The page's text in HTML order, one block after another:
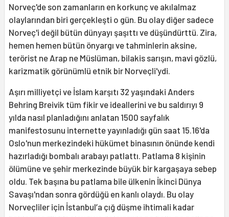
Norveç'de son zamanların en korkunç ve akılalmaz
olaylarından biri gerçekleşti o gün. Bu olay diğer sadece
Norveç'i değil bütün dünyayı şaşıttı ve düşündürttü. Zira,
hemen hemen bütün önyargı ve tahminlerin aksine,
terörist ne Arap ne Müslüman, bilakis sarışın, mavi gözlü,
karizmatik görünümlü etnik bir Norveçli'ydi.
Aşırı milliyetçi ve İslam karşıtı 32 yaşındaki Anders
Behring Breivik tüm fikir ve ideallerini ve bu saldırıyı 9
yılda nasıl planladığını anlatan 1500 sayfalık
manifestosunu internette yayınladığı gün saat 15.16'da
Oslo'nun merkezindeki hükümet binasının önünde kendi
hazırladığı bombalı arabayı patlattı. Patlama 8 kişinin
ölümüne ve şehir merkezinde büyük bir kargaşaya sebep
oldu. Tek başına bu patlama bile ülkenin İkinci Dünya
Savaşı'ndan sonra gördüğü en kanlı olaydı. Bu olay
Norveçliler için İstanbul’a çığ düşme ihtimali kadar